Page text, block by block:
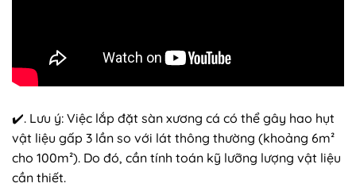
✔️. Lưu ý: Việc lắp đặt sàn xương cá có thể gây hao hụt
vật liệu gấp 3 lần so với lát thông thường (khoảng 6m²
cho 100m²). Do đó, cần tính toán kỹ lưỡng lượng vật liệu
cần thiết.